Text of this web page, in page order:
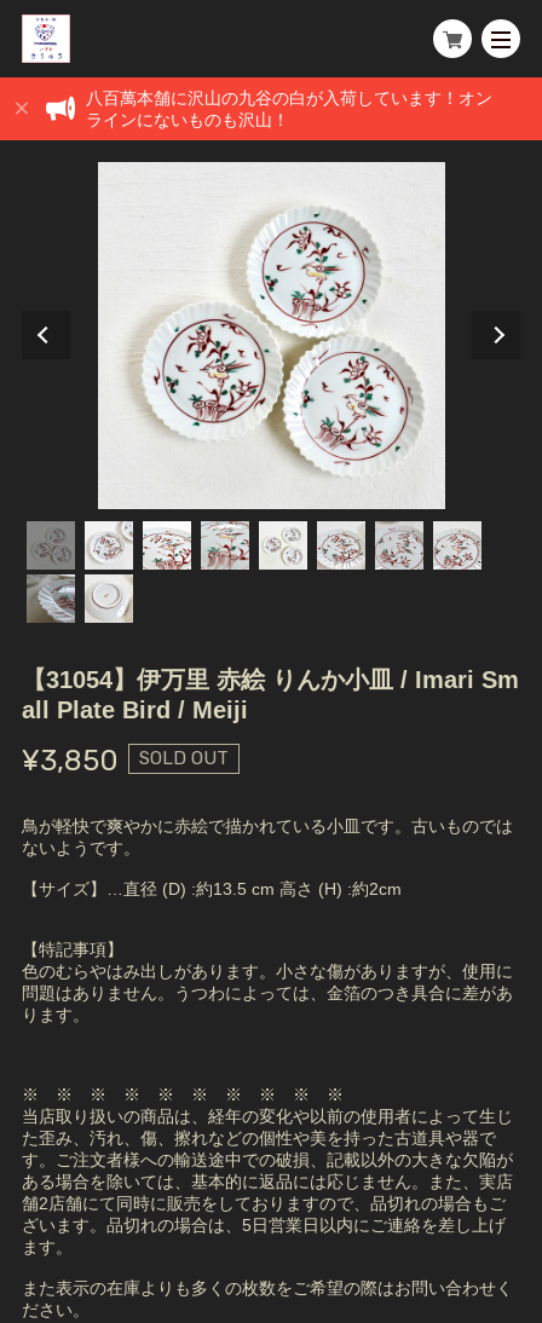
八百萬本舗に沢山の九谷の白が入荷しています！オン
ラインにないものも沢山！
【31054】伊万里 赤絵 りんか小皿 / Imari Sm
all Plate Bird / Meiji
¥3,850 SOLD OUT
鳥が軽快で爽やかに赤絵で描かれている小皿です。古いものでは
ないようです。
【サイズ】…直径 (D) :約13.5 cm 高さ (H) :約2cm
【特記事項】
色のむらやはみ出しがあります。小さな傷がありますが、使用に
問題はありません。うつわによっては、金箔のつき具合に差があ
ります。
※ ※ ※ ※ ※ ※ ※ ※ ※ ※
当店取り扱いの商品は、経年の変化や以前の使用者によって生じ
た歪み、汚れ、傷、擦れなどの個性や美を持った古道具や器で
す。ご注文者様への輸送途中での破損、記載以外の大きな欠陥が
ある場合を除いては、基本的に返品には応じません。また、実店
舗2店舗にて同時に販売をしておりますので、品切れの場合もご
ざいます。品切れの場合は、5日営業日以内にご連絡を差し上げ
ます。
また表示の在庫よりも多くの枚数をご希望の際はお問い合わせく
ださい。